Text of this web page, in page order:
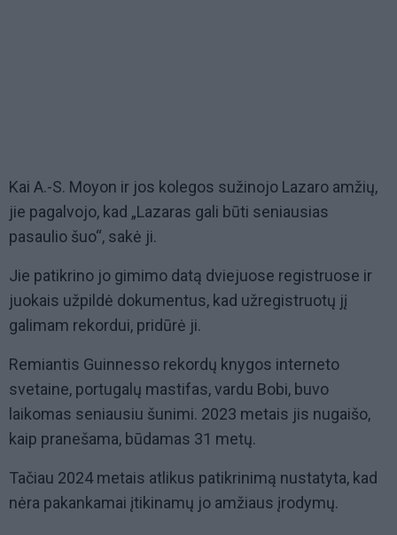
Kai A.-S. Moyon ir jos kolegos sužinojo Lazaro amžių,
jie pagalvojo, kad „Lazaras gali būti seniausias
pasaulio šuo“, sakė ji.
Jie patikrino jo gimimo datą dviejuose registruose ir
juokais užpildė dokumentus, kad užregistruotų jį
galimam rekordui, pridūrė ji.
Remiantis Guinnesso rekordų knygos interneto
svetaine, portugalų mastifas, vardu Bobi, buvo
laikomas seniausiu šunimi. 2023 metais jis nugaišo,
kaip pranešama, būdamas 31 metų.
Tačiau 2024 metais atlikus patikrinimą nustatyta, kad
nėra pakankamai įtikinamų jo amžiaus įrodymų.